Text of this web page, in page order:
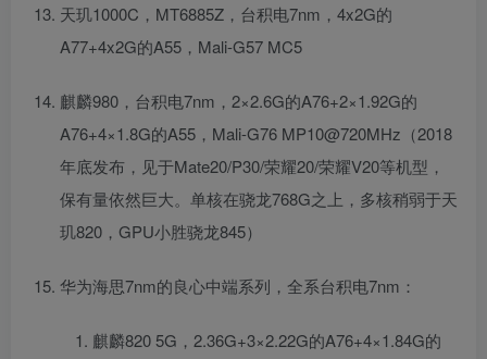
天玑1000C，MT6885Z，台积电7nm，4x2G的
A77+4x2G的A55，Mali-G57 MC5
麒麟980，台积电7nm，2×2.6G的A76+2×1.92G的
A76+4×1.8G的A55，Mali-G76 MP10@720MHz（2018
年底发布，见于Mate20/P30/荣耀20/荣耀V20等机型，
保有量依然巨大。单核在骁龙768G之上，多核稍弱于天
玑820，GPU小胜骁龙845）
华为海思7nm的良心中端系列，全系台积电7nm：
麒麟820 5G，2.36G+3×2.22G的A76+4×1.84G的